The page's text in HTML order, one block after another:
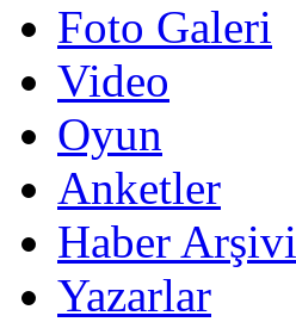
Foto Galeri
Video
Oyun
Anketler
Haber Arşivi
Yazarlar